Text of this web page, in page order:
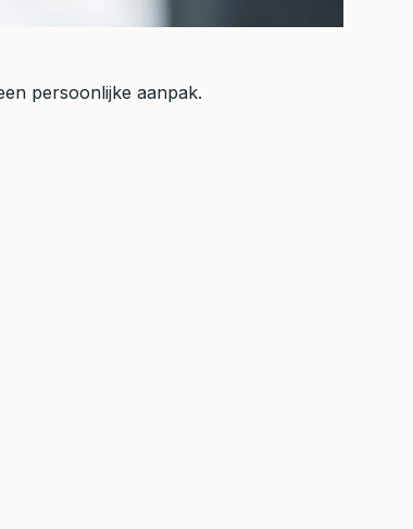
persoonlijke aanpak.